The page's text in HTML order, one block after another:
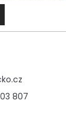
807